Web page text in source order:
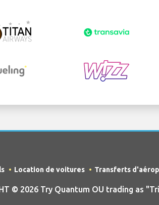
Location de voitures Transferts
© 2026 Try Quantum OU trading as